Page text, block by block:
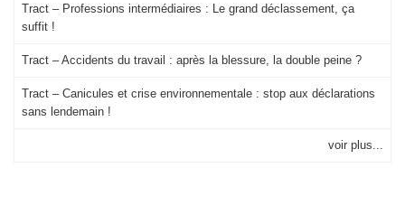
Tract – Professions intermédiaires : Le grand déclassement, ça
suffit !
Tract – Accidents du travail : après la blessure, la double peine ?
Tract – Canicules et crise environ­nementale : stop aux déclarations
sans lendemain !
voir plus...